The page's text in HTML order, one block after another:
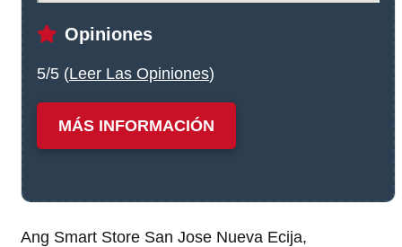
Opiniones
5/5 (Leer Las Opiniones)
MÁS INFORMACIÓN
Ang Smart Store San Jose Nueva Ecija,